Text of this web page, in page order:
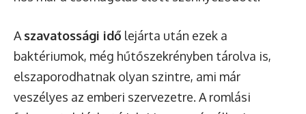
A szavatossági idő lejárta után ezek a
baktériumok, még hűtőszekrényben tárolva is,
elszaporodhatnak olyan szintre, ami már
veszélyes az emberi szervezetre. A romlási